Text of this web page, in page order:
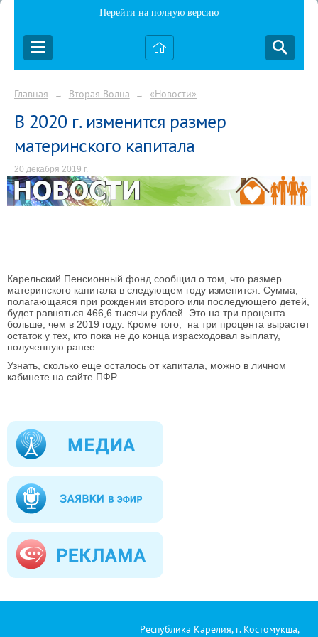
Перейти на полную версию
Главная → Вторая Волна → «Новости»
В 2020 г. изменится размер
материнского капитала
20 декабря 2019 г.
Карельский Пенсионный фонд сообщил о том, что размер
материнского капитала в следующем году изменится. Сумма,
полагающаяся при рождении второго или последующего детей,
будет равняться 466,6 тысячи рублей. Это на три процента
больше, чем в 2019 году. Кроме того, на три процента вырастет
остаток у тех, кто пока не до конца израсходовал выплату,
полученную ранее.
Узнать, сколько еще осталось от капитала, можно в личном
кабинете на сайте ПФР.
Республика Карелия, г. Костомукша,